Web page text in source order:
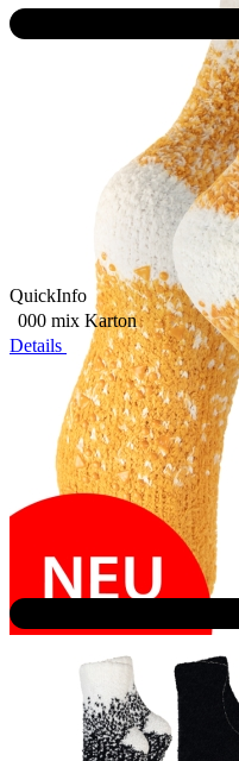
QuickInfo
000 mix Karton
Details